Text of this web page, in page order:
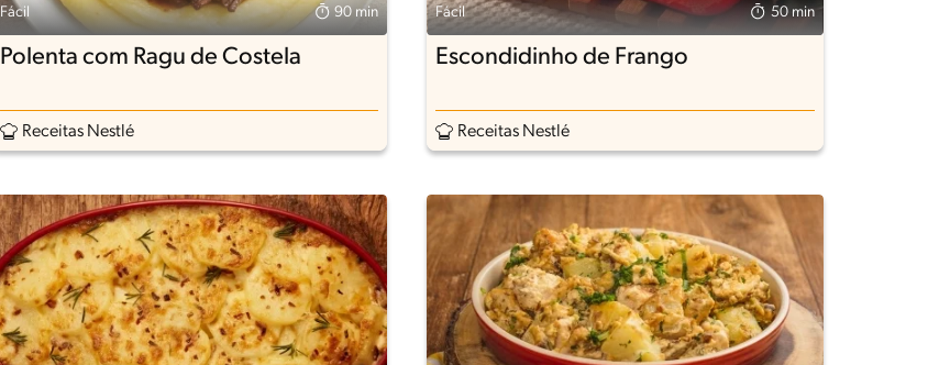
Fácil 90 min
Polenta com Ragu de Costela
Receitas Nestlé
Fácil 50 min
Escondidinho de Frango
Receitas Nestlé